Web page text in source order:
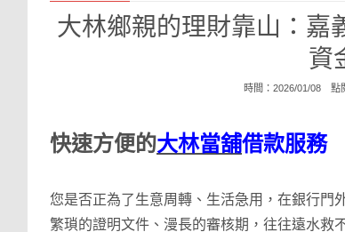
大林鄉親的理財靠山：嘉
資
時間：2026/01/08 點
快速方便的大林當舖借款服務
您是否正為了生意周轉、生活急用，在銀行門
繁瑣的證明文件、漫長的審核期，往往遠水救